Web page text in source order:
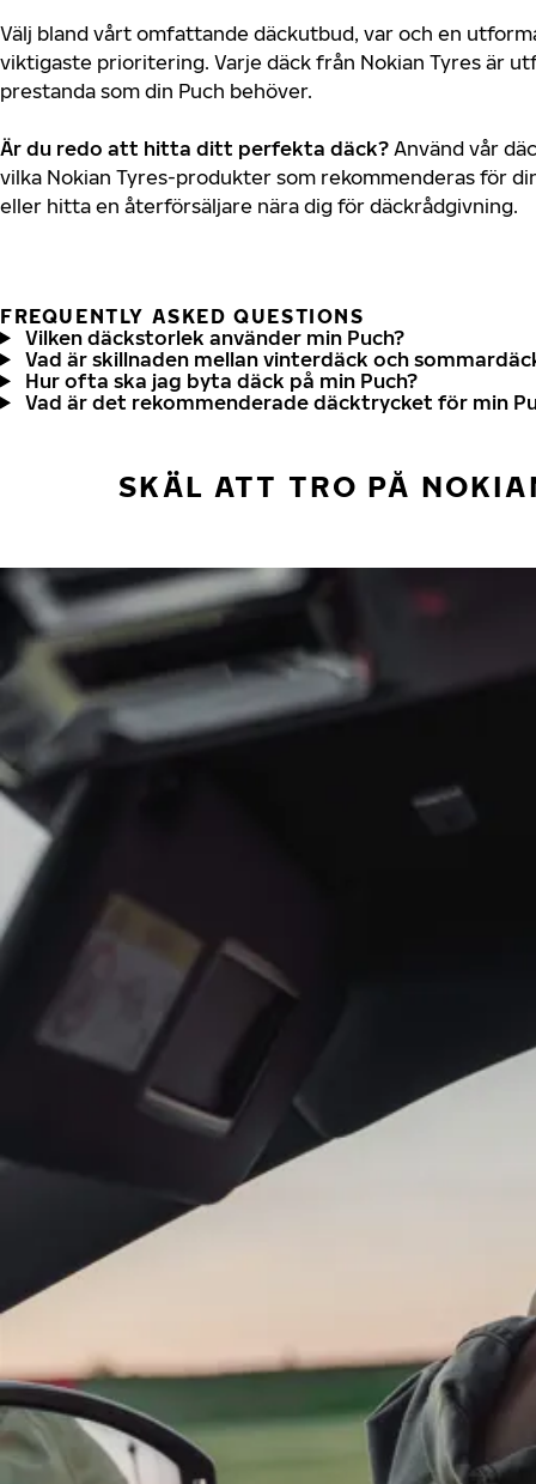
Välj bland vårt omfattande däckutbud, var och en
viktigaste prioritering. Varje däck från Nokian Tyres är
prestanda som din Puch behöver.
Är du redo att hitta ditt perfekta däck? Använd vår
vilka Nokian Tyres-produkter som rekommenderas för
eller hitta en återförsäljare nära dig för däckrådgivning.
FREQUENTLY ASKED QUESTIONS
Vilken däckstorlek använder min Puch?
Vad är skillnaden mellan vinterdäck och
Hur ofta ska jag byta däck på min Puch?
Vad är det rekommenderade däcktrycket för min
SKÄL ATT TRO PÅ